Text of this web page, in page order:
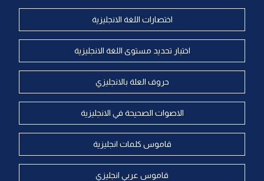
اختصارات اللغة الانجليزية
اختبار تحديد مستوى اللغة الانجليزية
حروف العلة بالانجليزي
الاصوات الصحيحة في الانجليزية
قاموس كلمات انجليزية
قاموس عربي انجليزي